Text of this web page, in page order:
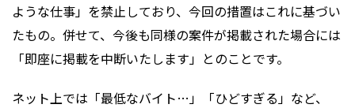
ような仕事」を禁止しており、今回の措置はこれに基づい
たもの。併せて、今後も同様の案件が掲載された場合には
「即座に掲載を中断いたします」とのことです。
ネット上では「最低なバイト…」「ひどすぎる」など、